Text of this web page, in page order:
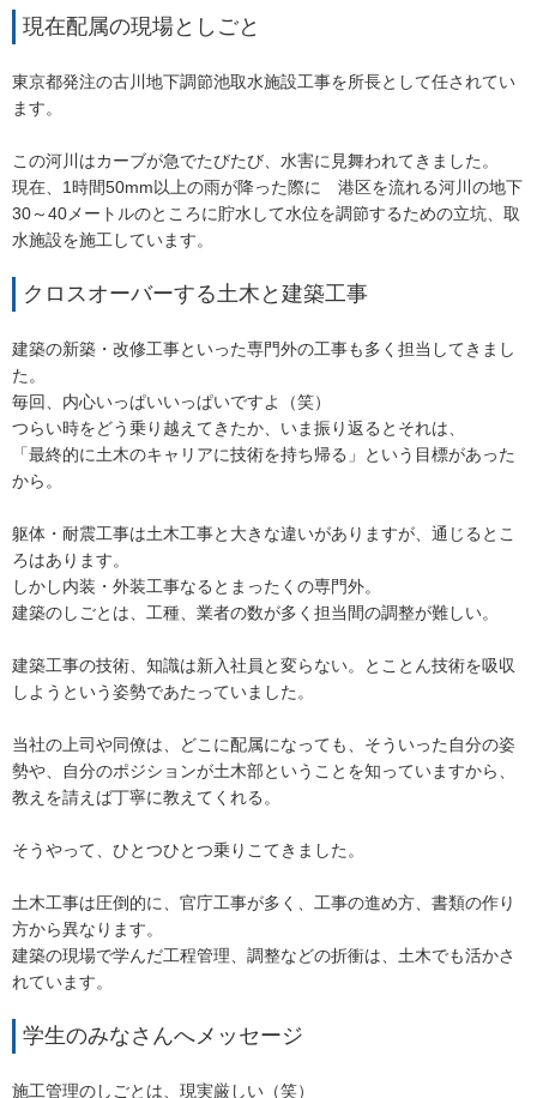
現在配属の現場としごと
東京都発注の古川地下調節池取水施設工事を所長として任されてい
ます。
この河川はカーブが急でたびたび、水害に見舞われてきました。
現在、1時間50mm以上の雨が降った際に 港区を流れる河川の地下
30～40メートルのところに貯水して水位を調節するための立坑、取
水施設を施工しています。
クロスオーバーする土木と建築工事
建築の新築・改修工事といった専門外の工事も多く担当してきまし
た。
毎回、内心いっぱいいっぱいですよ（笑）
つらい時をどう乗り越えてきたか、いま振り返るとそれは、
「最終的に土木のキャリアに技術を持ち帰る」という目標があった
から。
躯体・耐震工事は土木工事と大きな違いがありますが、通じるとこ
ろはあります。
しかし内装・外装工事なるとまったくの専門外。
建築のしごとは、工種、業者の数が多く担当間の調整が難しい。
建築工事の技術、知識は新入社員と変らない。とことん技術を吸収
しようという姿勢であたっていました。
当社の上司や同僚は、どこに配属になっても、そういった自分の姿
勢や、自分のポジションが土木部ということを知っていますから、
教えを請えば丁寧に教えてくれる。
そうやって、ひとつひとつ乗りこてきました。
土木工事は圧倒的に、官庁工事が多く、工事の進め方、書類の作り
方から異なります。
建築の現場で学んだ工程管理、調整などの折衝は、土木でも活かさ
れています。
学生のみなさんへメッセージ
施工管理のしごとは、現実厳しい（笑）